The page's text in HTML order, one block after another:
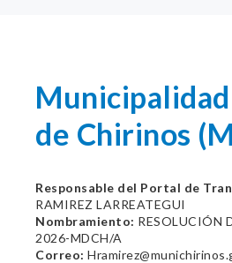
de Chirinos
Responsable del Portal de
RAMIREZ LARREATEGUI
Nombramiento: RESOLUCIÓN
2026-MDCH/A
Correo: